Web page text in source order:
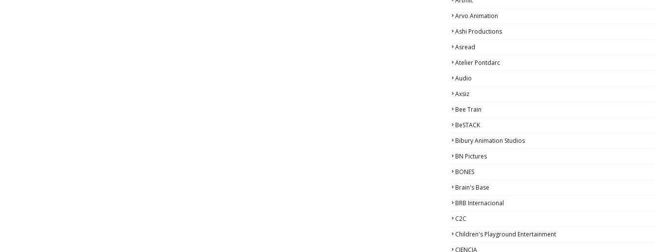
Arvo Animation
Ashi Productions
Asread
Atelier Pontdarc
Audio
Axsiz
Bee Train
BeSTACK
Bibury Animation Studios
BN Pictures
BONES
Brain's Base
BRB Internacional
C2C
Children's Playground Entertainment
CIENCIA